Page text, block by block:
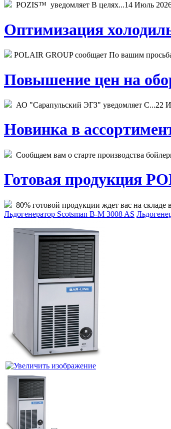
POZIS™ уведомляет В целях...14 Июль
Оптимизация
POLAIR GROUP сообщает По вашим
Повышение цен на
АО "Сарапульский ЭГЗ" уведомляет С...22
Новинка в
Сообщаем вам о старте производства
Готовая продукция
80% готовой продукции ждет вас на складе
Льдогенератор Scotsman B-M 3008 AS